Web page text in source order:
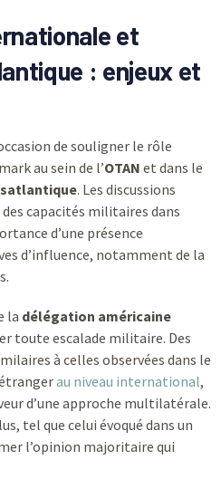
et
: enjeux et
de souligner le rôle
au sein de l’OTAN et dans le
. Les discussions
capacités militaires dans
d’une présence
d’influence, notamment de la
la délégation américaine
toute escalade militaire. Des
à celles observées dans le
au niveau international,
d’une approche multilatérale.
tel que celui évoqué dans un
l’opinion majoritaire qui